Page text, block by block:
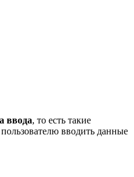
ввода, то есть такие
вводить данные